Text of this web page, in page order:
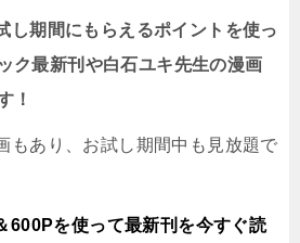
し期間にもらえるポイントを使っ
ク最新刊や白石ユキ先生の漫画
！
もあり、お試し期間中も見放題で
600Pを使って最新刊を今すぐ読